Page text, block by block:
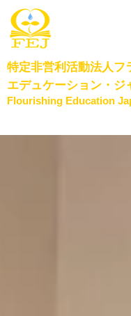
特定非営利活動法人フ
エデュケーション・​ジ
Flourishing Education